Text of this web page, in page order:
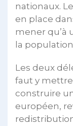
nationaux.
en place
mener qu’à
la
Les deux
faut y
construire
européen,